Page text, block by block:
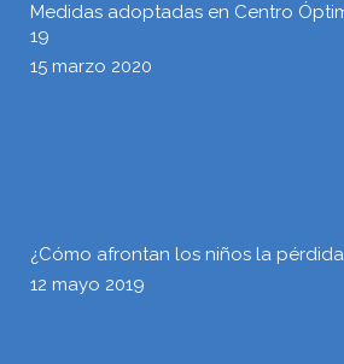
Medidas adoptadas en Centro
19
15 marzo 2020
¿Cómo afrontan los niños la
12 mayo 2019